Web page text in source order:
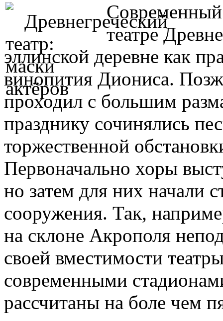
Современный
театре
эллинской деревне как
винопития Диониса.
проходил с большим
празднику сочинялись
торжественной
Первоначально хоры
но затем для них начали
сооружения. Так,
на склоне Акрополя
своей вместимости
современными
рассчитаны на боле чем